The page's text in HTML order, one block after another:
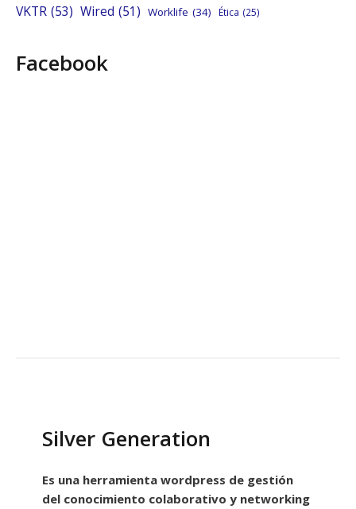
VKTR (53) Wired (51) Worklife (34) Ética (25)
Facebook
Silver Generation
Es una herramienta wordpress de gestión
del conocimiento colaborativo y networking